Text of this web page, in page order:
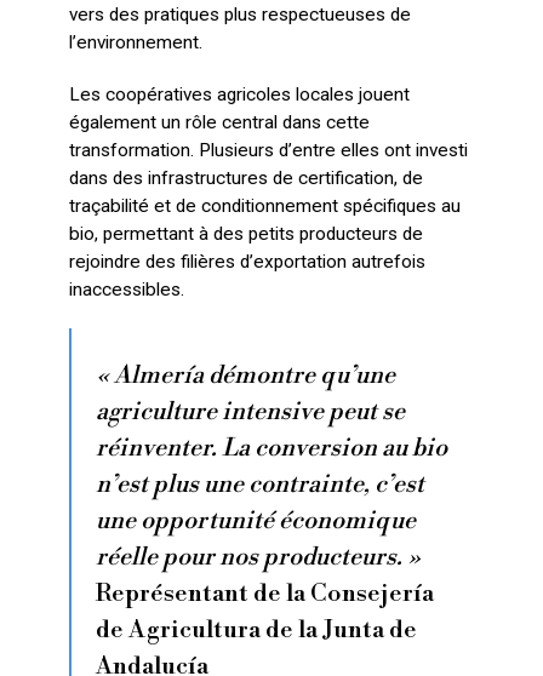
vers des pratiques plus respectueuses de
l’environnement.
Les coopératives agricoles locales jouent
également un rôle central dans cette
transformation. Plusieurs d’entre elles ont investi
dans des infrastructures de certification, de
traçabilité et de conditionnement spécifiques au
bio, permettant à des petits producteurs de
rejoindre des filières d’exportation autrefois
inaccessibles.
« Almería démontre qu’une
agriculture intensive peut se
réinventer. La conversion au bio
n’est plus une contrainte, c’est
une opportunité économique
réelle pour nos producteurs. »
Représentant de la Consejería
de Agricultura de la Junta de
Andalucía